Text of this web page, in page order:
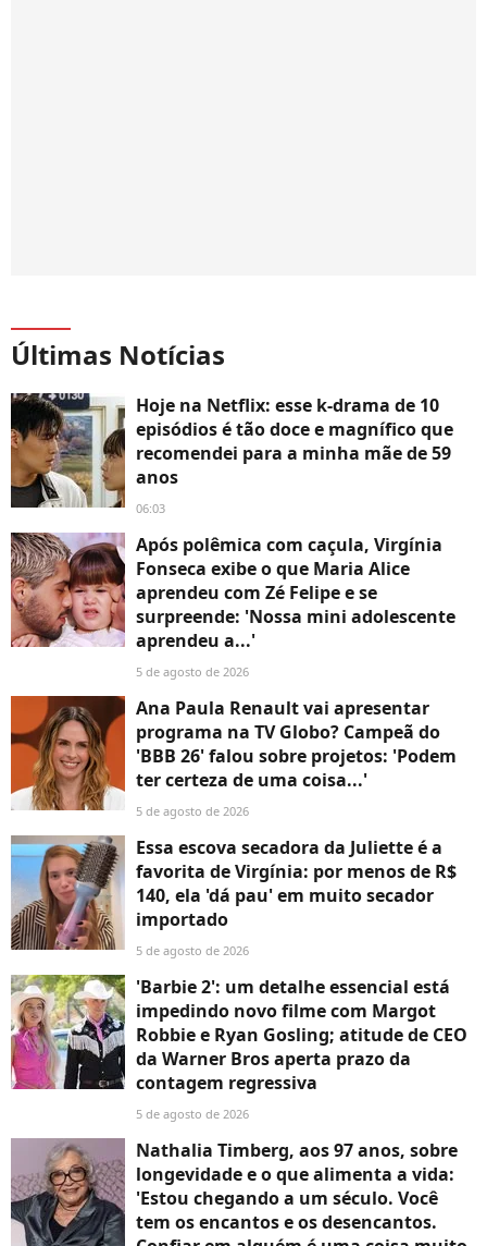
Últimas Notícias
Hoje na Netflix: esse k-drama de 10
episódios é tão doce e magnífico que
recomendei para a minha mãe de 59
anos
06:03
Após polêmica com caçula, Virgínia
Fonseca exibe o que Maria Alice
aprendeu com Zé Felipe e se
surpreende: 'Nossa mini adolescente
aprendeu a...'
5 de agosto de 2026
Ana Paula Renault vai apresentar
programa na TV Globo? Campeã do
'BBB 26' falou sobre projetos: 'Podem
ter certeza de uma coisa...'
5 de agosto de 2026
Essa escova secadora da Juliette é a
favorita de Virgínia: por menos de R$
140, ela 'dá pau' em muito secador
importado
5 de agosto de 2026
'Barbie 2': um detalhe essencial está
impedindo novo filme com Margot
Robbie e Ryan Gosling; atitude de CEO
da Warner Bros aperta prazo da
contagem regressiva
5 de agosto de 2026
Nathalia Timberg, aos 97 anos, sobre
longevidade e o que alimenta a vida:
'Estou chegando a um século. Você
tem os encantos e os desencantos.